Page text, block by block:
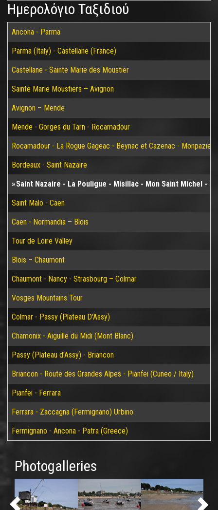
Ημερολόγιο Ταξιδιού
Ancona - Parma
Parma (Italy) - Castellane (France)
Castellane - Sainte Marie des Moustier
Sainte Marie Moustiers – Avignon
Avignon – Mende
Mende - Gorges du Tarn - Rocamadour
Rocamadour - La Rogue Gageac - Beynac et Cazenac -
Bordeaux - Saint Nazaire
Saint Nazaire - La Pouligue - Misillac - Mon Saint Michel -
Saint Malo - Caen
Caen - Normandia – Blois
Tour de Loire Valley
Blois – Chaumont
Chaumont - Nancy - Strasbourg – Colmar
Vosges Mountains Tour
Colmar - Passy (Plateau D'Assy)
Chamonix - Aiguille du Midi (Mont Blanc)
Passy (Plateau d'Assy) - Briancon
Briancon - Route des Grandes Alpes - Pianfei (Cuneo / Italy)
Pianfei - Ferrara
Ferrara - Zaccagna (Fermignano) Urbino
Fermignano - Ancona - Patra (Greece)
Photogalleries